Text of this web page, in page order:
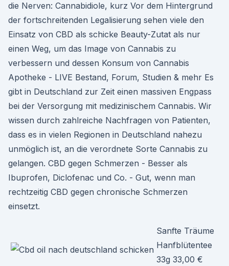
die Nerven: Cannabidiole, kurz Vor dem Hintergrund
der fortschreitenden Legalisierung sehen viele den
Einsatz von CBD als schicke Beauty-Zutat als nur
einen Weg, um das Image von Cannabis zu
verbessern und dessen Konsum von Cannabis
Apotheke - LIVE Bestand, Forum, Studien & mehr Es
gibt in Deutschland zur Zeit einen massiven Engpass
bei der Versorgung mit medizinischem Cannabis. Wir
wissen durch zahlreiche Nachfragen von Patienten,
dass es in vielen Regionen in Deutschland nahezu
unmöglich ist, an die verordnete Sorte Cannabis zu
gelangen. CBD gegen Schmerzen - Besser als
Ibuprofen, Diclofenac und Co. - Gut, wenn man
rechtzeitig CBD gegen chronische Schmerzen
einsetzt.
Sanfte Träume
Hanfblütentee
33g 33,00 €